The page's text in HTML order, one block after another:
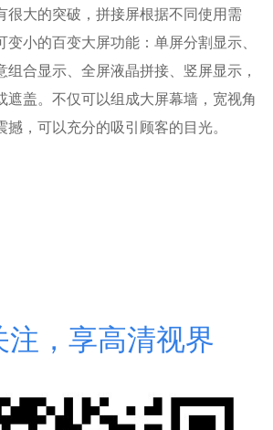
很大的突破，拼接屏根据不同使用需
变小的百变大屏功能：单屏分割显示、
组合显示、全屏液晶拼接、竖屏显示，
遮盖。不仅可以组成大屏幕墙，宽视角
撼，可以充分的吸引顾客的目光。
注，享高清视界